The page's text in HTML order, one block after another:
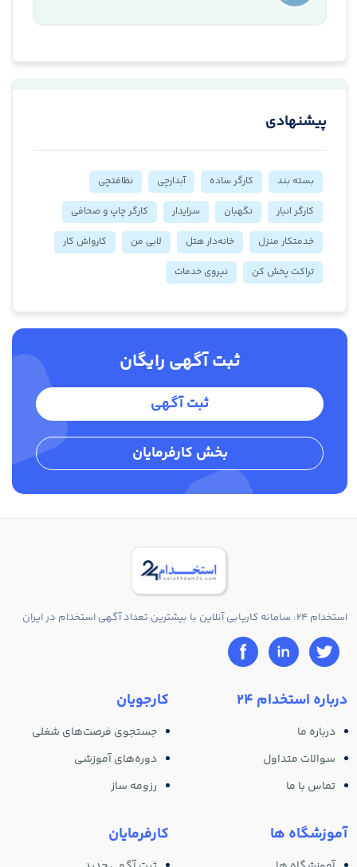
پیشنهادی
بسته بند کارگر ساده آبدارچی
نظافتچی
کارگر انبار
نگهبان سرایدار
کارگر چاپ و صحافی
خدمتکار منزل
خانه‌دار هتل لابی من
کارواش کار
تراکت پخش کن
نیروی خدمات
ثبت آگهی رایگان
ثبت آگهی
بخش کارفرمایان
استخدام 24: سامانه کاریابی آنلاین با بیشترین تعداد آگهی استخدام در ایران
درباره استخدام 24
درباره ما
سوالات متداول
تماس با ما
آموزشگاه ها
کارجویان
جستجوی فرصت‌های شغلی
دوره‌های آموزشی
رزومه ساز
کارفرمایان